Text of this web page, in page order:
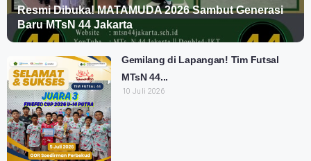
Resmi Dibuka! MATAMUDA 2026 Sambut Generasi
Baru MTsN 44 Jakarta
Gemilang di Lapangan! Tim Futsal
MTsN 44...
10 Juli 2026